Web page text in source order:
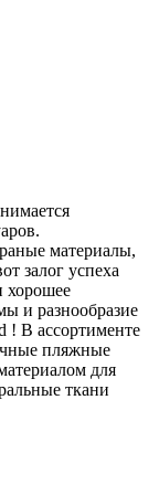
материалы,
залог успеха
хорошее
и разнообразие
! В ассортименте
пляжные
для
ткани